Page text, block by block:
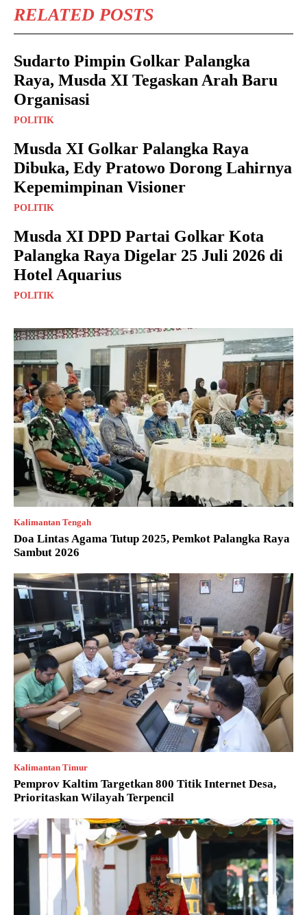
RELATED POSTS
Sudarto Pimpin Golkar Palangka
Raya, Musda XI Tegaskan Arah Baru
Organisasi
POLITIK
Musda XI Golkar Palangka Raya
Dibuka, Edy Pratowo Dorong Lahirnya
Kepemimpinan Visioner
POLITIK
Musda XI DPD Partai Golkar Kota
Palangka Raya Digelar 25 Juli 2026 di
Hotel Aquarius
POLITIK
Kalimantan Tengah
Doa Lintas Agama Tutup 2025, Pemkot Palangka Raya
Sambut 2026
Kalimantan Timur
Pemprov Kaltim Targetkan 800 Titik Internet Desa,
Prioritaskan Wilayah Terpencil